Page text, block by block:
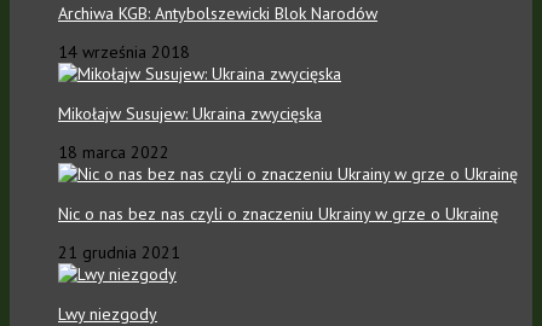
Archiwa KGB: Antybolszewicki Blok Narodów
14 września 2018
Mikołajw Susujew: Ukraina zwycięska
18 marca 2022
Nic o nas bez nas czyli o znaczeniu Ukrainy w grze o Ukrainę
21 grudnia 2021
Lwy niezgody